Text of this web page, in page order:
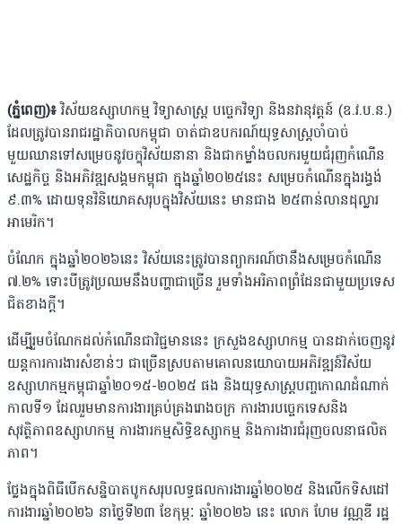
(ភ្នំពេញ)៖ វិស័យឧស្សាហកម្ម វិទ្យាសាស្ត្រ បច្ចេកវិទ្យា និងនវានុវត្តន៍ (ឧ.វ.ប.ន.)
ដែលត្រូវបានរាជរដ្ឋាភិបាលកម្ពុជា ចាត់ជាឧបករណ៍យុទ្ធសាស្ត្រចាំបាច់
មួយឈានទៅសម្រេចនូវចក្ខុវិស័យនានា និងជាកម្លាំងចលករមួយជំរុញកំណើន
សេដ្ឋកិច្ច និងអភិវឌ្ឍសង្គមកម្ពុជា ក្នុងឆ្នាំ២០២៥នេះ សម្រេចកំណើនក្នុងរង្វង់
៩.៣% ដោយទុនវិនិយោគសរុបក្នុងវិស័យនេះ មានជាង ២៥ពាន់លានដុល្លារ
អាមេរិក។
ចំណែក ក្នុងឆ្នាំ២០២៦នេះ វិស័យនេះត្រូវបានព្យាករណ៍ថានឹងសម្រេចកំណើន
៧.២% ទោះបីត្រូវប្រឈមនឹងបញ្ហាជាច្រើន រួមទាំងអរិភាពព្រំដែនជាមួយប្រទេស
ជិតខាងក្តី។
ដើម្បីរួមចំណែកដល់កំណើនជាវិជ្ជមាននេះ ក្រសួងឧស្សាហកម្ម បានដាក់ចេញនូវ
យន្តការការងារសំខាន់ៗ ជាច្រើនស្របតាមគោលនយោបាយអភិវឌ្ឍន៍វិស័យ
ឧស្សាហកម្មកម្ពុជាឆ្នាំ២០១៥-២០២៥ ផង និងយុទ្ធសាស្ត្របញ្ចកោណដំណាក់
កាលទី១ ដែលរួមមានការងារគ្រប់គ្រងរោងចក្រ ការងារបច្ចេកទេសនិង
សុវត្ថិភាពឧស្សាហកម្ម ការងារកម្មសិទ្ធិឧស្សាកម្ម និងការងារជំរុញចលនាផលិត
ភាព។
ថ្លែងក្នុងពិធីបើកសន្និបាតបូកសរុបលទ្ធផលការងារឆ្នាំ២០២៥ និងលើកទិសដៅ
ការងារឆ្នាំ២០២៦ នាថ្ងៃទី២៣ ខែកុម្ភៈ ឆ្នាំ២០២៦ នេះ លោក ហែម វណ្ណឌី រដ្ឋ